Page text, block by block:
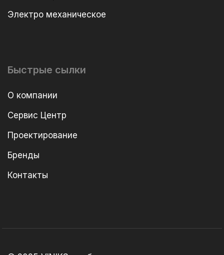
Электро механическое
Быстрые сылки
О компании
Сервис Центр
Проектирование
Бренды
Контакты